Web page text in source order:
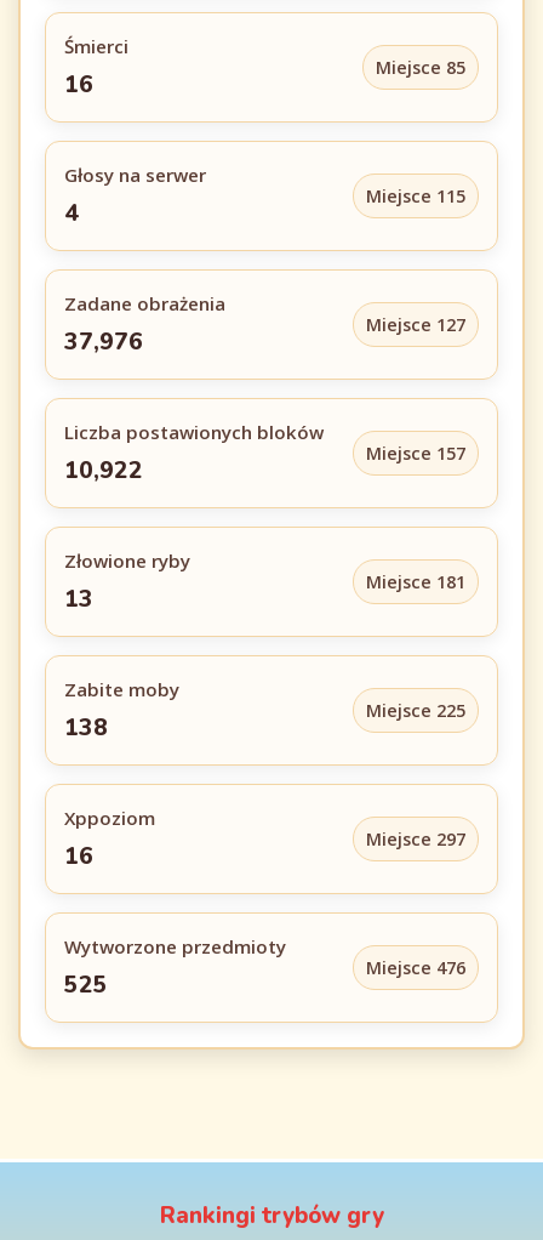
Śmierci
16
Miejsce 85
Głosy na serwer
4
Miejsce 115
Zadane obrażenia
37,976
Miejsce 127
Liczba postawionych bloków
10,922
Miejsce 157
Złowione ryby
13
Miejsce 181
Zabite moby
138
Miejsce 225
Xppoziom
16
Miejsce 297
Wytworzone przedmioty
525
Miejsce 476
Rankingi trybów gry